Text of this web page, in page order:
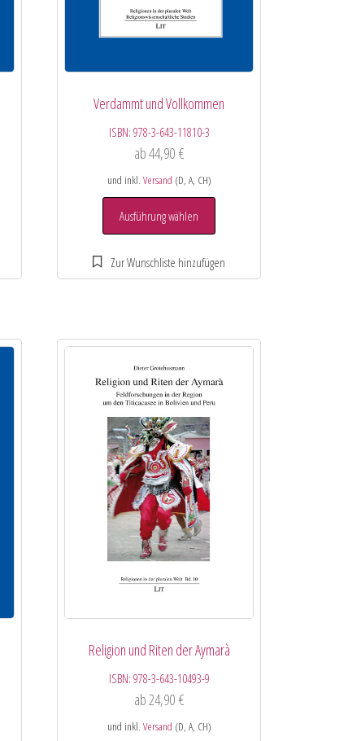
Verdammt und Vollkommen
ISBN: 978-3-643-11810-3
ab44,90 €
und inkl. Versand (D, A, CH)
Ausführung wählen
Religion und Riten der Aymarà
ISBN: 978-3-643-10493-9
ab24,90 €
und inkl. Versand (D, A, CH)